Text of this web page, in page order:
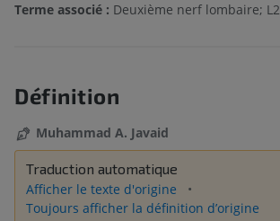
Terme associé : Deuxième nerf lombaire; L2
Définition
Muhammad A. Javaid
Traduction automatique
Afficher le texte d'origine
Toujours afficher la définition d’origine